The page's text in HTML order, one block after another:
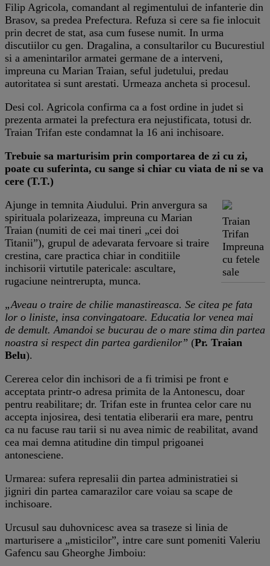
Filip Agricola, comandant al regimentului de infanterie din
Brasov, sa predea Prefectura. Refuza si cere sa fie inlocuit
prin decret de stat, asa cum fusese numit. In urma
discutiilor cu gen. Dragalina, a consultarilor cu Bucurestiul
si a amenintarilor armatei germane de a interveni,
impreuna cu Marian Traian, seful judetului, predau
autoritatea si sunt arestati. Urmeaza ancheta si procesul.
Desi col. Agricola confirma ca a fost ordine in judet si
prezenta armatei la prefectura era nejustificata, totusi dr.
Traian Trifan este condamnat la 16 ani inchisoare.
Trebuie sa marturisim prin comportarea de zi cu zi,
poate cu suferinta, cu sange si chiar cu viata de ni se va
cere (T.T.)
Traian
Trifan
Impreuna
cu fetele
sale
Ajunge in temnita Aiudului. Prin anvergura sa
spirituala polarizeaza, impreuna cu Marian
Traian (numiti de cei mai tineri „cei doi
Titanii”), grupul de adevarata fervoare si traire
crestina, care practica chiar in conditiile
inchisorii virtutile patericale: ascultare,
rugaciune neintrerupta, munca.
„Aveau o traire de chilie manastireasca. Se citea pe fata
lor o liniste, insa convingatoare. Educatia lor venea mai
de demult. Amandoi se bucurau de o mare stima din partea
noastra si respect din partea gardienilor” (Pr. Traian
Belu).
Cererea celor din inchisori de a fi trimisi pe front e
acceptata printr-o adresa primita de la Antonescu, doar
pentru reabilitare; dr. Trifan este in fruntea celor care nu
accepta injosirea, desi tentatia eliberarii era mare, pentru
ca nu facuse rau tarii si nu avea nimic de reabilitat, avand
cea mai demna atitudine din timpul prigoanei
antonesciene.
Urmarea: sufera represalii din partea administratiei si
jigniri din partea camarazilor care voiau sa scape de
inchisoare.
Urcusul sau duhovnicesc avea sa traseze si linia de
marturisere a „misticilor”, intre care sunt pomeniti Valeriu
Gafencu sau Gheorghe Jimboiu: